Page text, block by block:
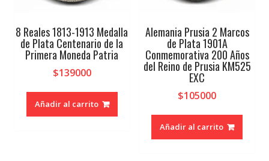
8 Reales 1813-1913 Medalla
de Plata Centenario de la
Primera Moneda Patria
$139000
Añadir al carrito
Alemania Prusia 2 Marcos
de Plata 1901A
Conmemorativa 200 Años
del Reino de Prusia KM525
EXC
$105000
Añadir al carrito